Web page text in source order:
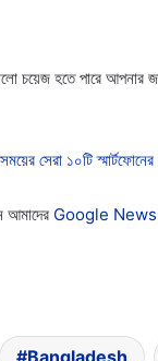
চয়েজ হতে পারে
সেরা ১০টি স্মার্টফোনের
আমাদের Google News